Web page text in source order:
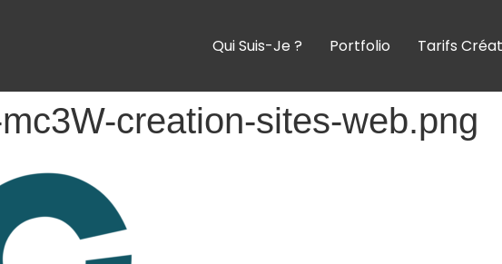
Qui Suis-Je ? Portfolio Tarifs
creation-sites-web.png